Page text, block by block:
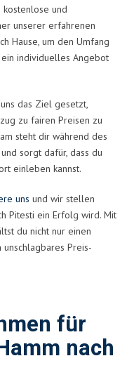
und
unserer erfahrenen
Hause, um den Umfang
individuelles Angebot
das Ziel gesetzt,
zu fairen Preisen zu
steht dir während des
sorgt dafür, dass du
einleben kannst.
uns und wir stellen
Pitesti ein Erfolg wird. Mit
du nicht nur einen
Preis-
für
nach